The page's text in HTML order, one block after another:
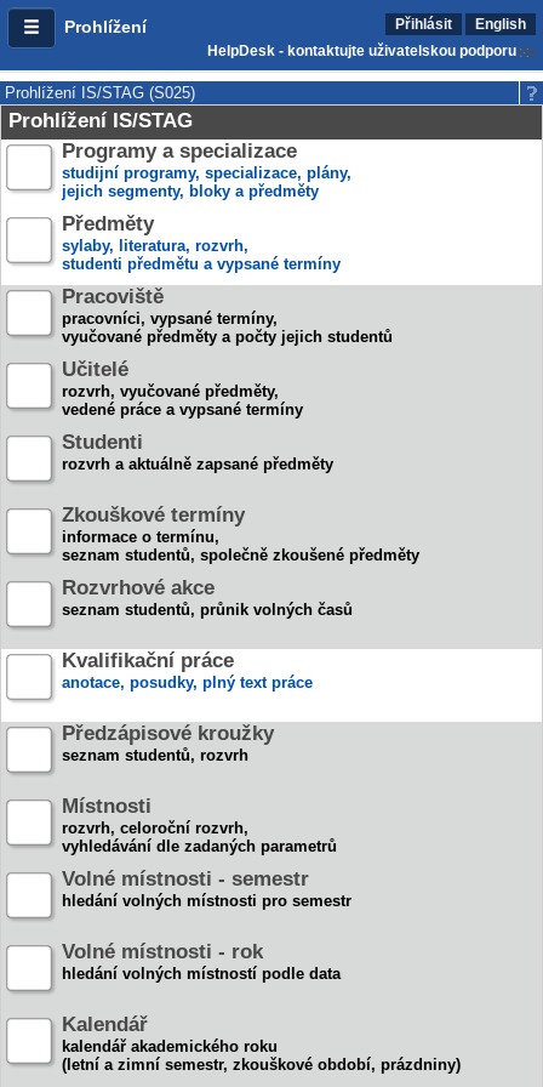
Prohlížení Přihlásit
English
HelpDesk - kontaktujte uživatelskou podporu
Prohlížení IS/STAG (S025)
Prohlížení IS/STAG
Programy a specializace
studijní programy, specializace, plány,
jejich segmenty, bloky a předměty
Předměty
sylaby, literatura, rozvrh,
studenti předmětu a vypsané termíny
Pracoviště
pracovníci, vypsané termíny,
vyučované předměty a počty jejich studentů
Učitelé
rozvrh, vyučované předměty,
vedené práce a vypsané termíny
Studenti
rozvrh a aktuálně zapsané předměty
Zkouškové termíny
informace o termínu,
seznam studentů, společně zkoušené předměty
Rozvrhové akce
seznam studentů, průnik volných časů
Kvalifikační práce
anotace, posudky, plný text práce
Předzápisové kroužky
seznam studentů, rozvrh
Místnosti
rozvrh, celoroční rozvrh,
vyhledávání dle zadaných parametrů
Volné místnosti - semestr
hledání volných místnosti pro semestr
Volné místnosti - rok
hledání volných místností podle data
Kalendář
kalendář akademického roku
(letní a zimní semestr, zkouškové období, prázdniny)